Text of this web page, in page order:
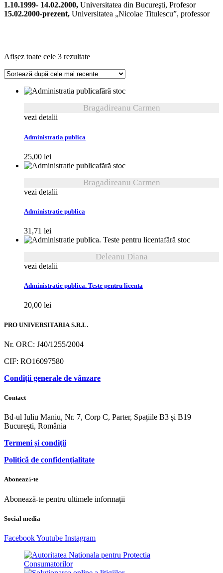
1.10.1999- 14.02.2000, Universitatea din Bucureşti, Profesor
15.02.2000-prezent, Universitatea „Nicolae Titulescu”, professor
Afișez toate cele 3 rezultateSortat
cele
recente
fără stoc
Bragadireanu Carmen
vezi detalii
Administratia publica
25,00 lei
fără stoc
Bragadireanu Carmen
vezi detalii
Administratie publica
31,71 lei
fără stoc
Deleanu Diana
vezi detalii
Administratie publica. Teste pentru licenta
20,00 lei
PRO UNIVERSITARIA S.R.L.
Nr. ORC: J40/1255/2004
CIF: RO16097580
Condiții generale de vânzare
Contact
Bd-ul Iuliu Maniu, Nr. 7, Corp C, Parter, Spațiile B3 și B19
București, România
Termeni și condiții
Politică de confidențialitate
Abonează-te
Abonează-te pentru ultimele informații
Social media
FacebookYoutube Instagram